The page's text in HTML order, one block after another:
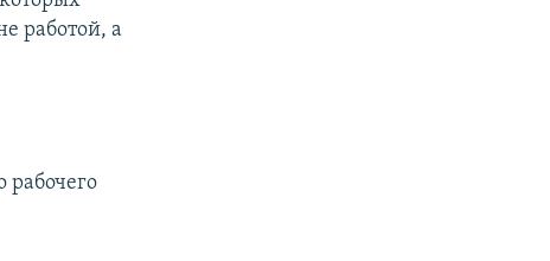
работой, а
рабочего